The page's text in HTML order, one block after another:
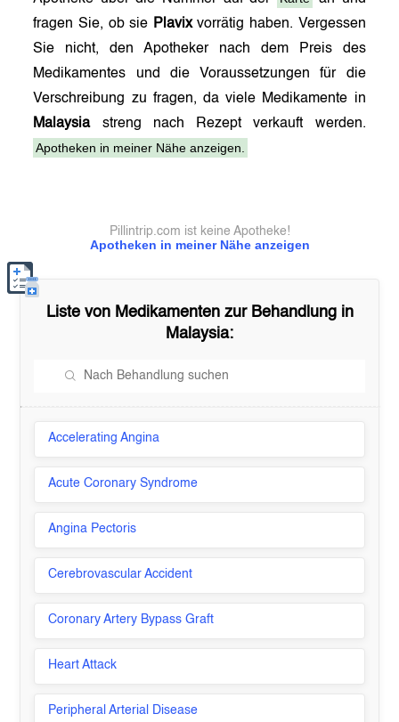
fragen Sie, ob sie Plavixvorrätig haben. Vergessen
Sie nicht, den Apotheker nach dem Preis des
Medikamentes und die Voraussetzungen für die
Verschreibung zu fragen, da viele Medikamente in
Malaysiastreng nach Rezept verkauft werden.
Apotheken in meiner Nähe anzeigen.
Apotheken in meiner Nähe anzeigen
Pillintrip.com ist keine Apotheke!
Liste von Medikamenten zur Behandlung in
Malaysia:
Accelerating Angina
Acute Coronary Syndrome
Angina Pectoris
Cerebrovascular Accident
Coronary Artery Bypass Graft
Heart Attack
Peripheral Arterial Disease